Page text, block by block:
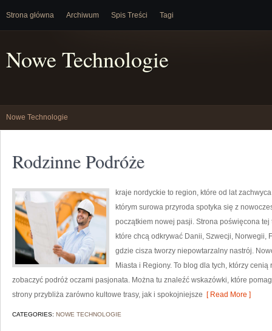
Strona główna Archiwum Spis Treści Tagi
Nowe Technologie
Nowe Technologie
Rodzinne Podróże
kraje nordyckie to region, które od lat
którym surowa przyroda spotyka się z
początkiem nowej pasji. Strona poświęcona
które chcą odkrywać Danii, Szwecji, Norwegii,
gdzie cisza tworzy niepowtarzalny nastrój.
Miasta i Regiony. To blog dla tych, którzy
zobaczyć podróż oczami pasjonata. Można tu znaleźć wskazówki, które
strony przybliża zarówno kultowe trasy, jak i spokojniejsze [ Read More ]
CATEGORIES: NOWE TECHNOLOGIE